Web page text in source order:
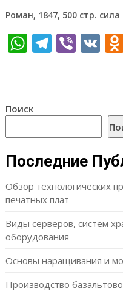
Роман, 1847, 500 стр.
WhatsApp
Поиск
Последние
Обзор технологических
печатных плат
Виды серверов, систем
оборудования
Основы наращивания и
Производство